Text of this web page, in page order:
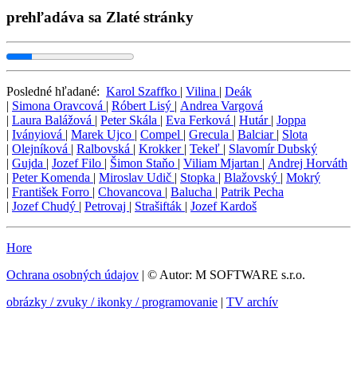
prehľadáva sa Zlaté stránky
Posledné hľadané: Karol Szaffko | Vilina | Deák
| Simona Oravcová | Róbert Lisý | Andrea Vargová
| Laura Balážová | Peter Skála | Eva Ferková | Hutár | Joppa
| Iványiová | Marek Ujco | Compel | Grecula | Balciar | Slota
| Olejníková | Ralbovská | Krokker | Tekeľ | Slavomír Dubský
| Gujda | Jozef Filo | Šimon Staňo | Viliam Mjartan | Andrej Horváth
| Peter Komenda | Miroslav Udič | Stopka | Blažovský | Mokrý
| František Forro | Chovancova | Balucha | Patrik Pecha
| Jozef Chudý | Petrovaj | Strašifták | Jozef Kardoš
Hore
Ochrana osobných údajov | © Autor: M SOFTWARE s.r.o.
obrázky / zvuky / ikonky / programovanie | TV archív